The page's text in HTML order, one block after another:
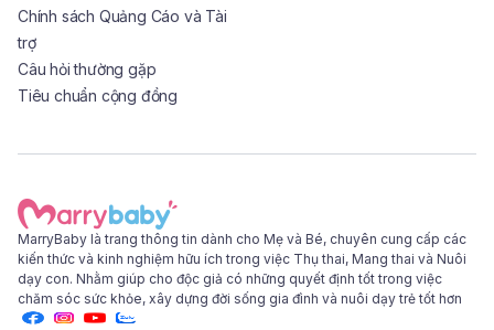
Chính sách Quảng Cáo và Tài
trợ
Câu hỏi thường gặp
Tiêu chuẩn cộng đồng
MarryBaby là trang thông tin dành cho Mẹ và Bé, chuyên cung cấp các
kiến thức và kinh nghiệm hữu ích trong việc Thụ thai, Mang thai và Nuôi
dạy con. Nhằm giúp cho độc giả có những quyết định tốt trong việc
chăm sóc sức khỏe, xây dựng đời sống gia đình và nuôi dạy trẻ tốt hơn